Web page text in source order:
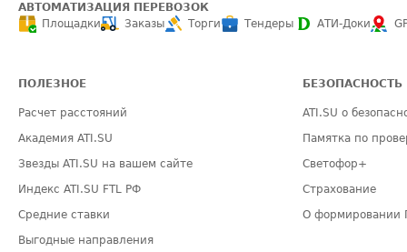
АВТОМАТИЗАЦИЯ ПЕРЕВОЗОК
Площадки
Заказы Торги Тендеры АТИ-Доки
ПОЛЕЗНОЕ
Расчет расстояний
Академия ATI.SU
Звезды ATI.SU на вашем сайте
Индекс ATI.SU FTL РФ
Средние ставки
Выгодные направления
БЕЗОПАСНОСТЬ
ATI.SU о
Памятка по
Светофор+
Страхование
О формировании